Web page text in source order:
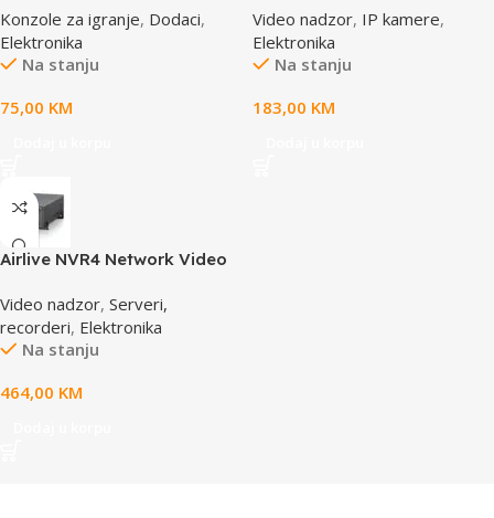
Konzole za igranje, Dodaci,
Elektronika
Na stanju
75,00 KM
Video nadzor, IP kamere,
Elektronika
Na stanju
183,00 KM
Airlive NVR4 Network Video
Video nadzor, Serveri,
recorderi, Elektronika
Na stanju
464,00 KM